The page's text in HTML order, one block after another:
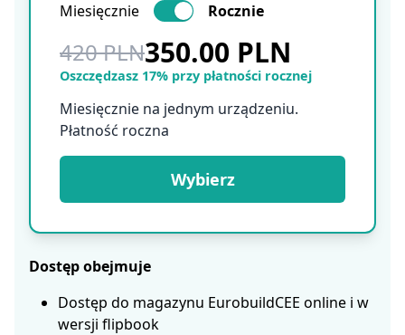
Miesięcznie
Rocznie
420 PLN350.00 PLN
Oszczędzasz 17% przy płatności rocznej
Miesięcznie na jednym urządzeniu.
Płatność roczna
Wybierz
Dostęp obejmuje
Dostęp do magazynu EurobuildCEE online i w
wersji flipbook